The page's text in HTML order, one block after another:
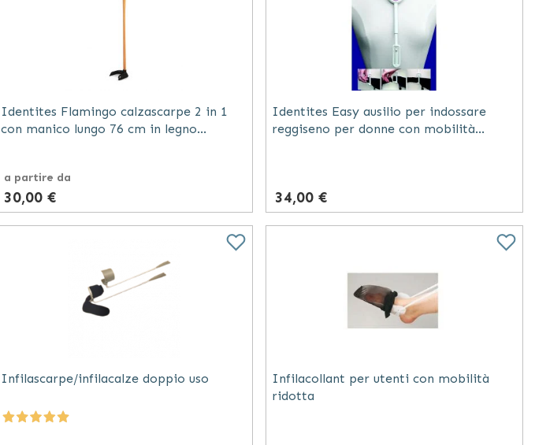
Identites Flamingo calzascarpe 2 in 1
con manico lungo 76 cm in legno
a partire da
30,00 €
Identites Easy ausilio per indossare
reggiseno per donne con mobilità
34,00 €
Infilascarpe/infilacalze doppio uso
Infilacollant per utenti con mobilità
ridotta